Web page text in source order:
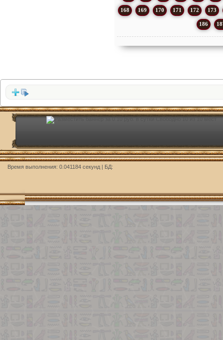
168 169 170 171 172 173
186
Время выполнения: 0.041184 секунд | БД: